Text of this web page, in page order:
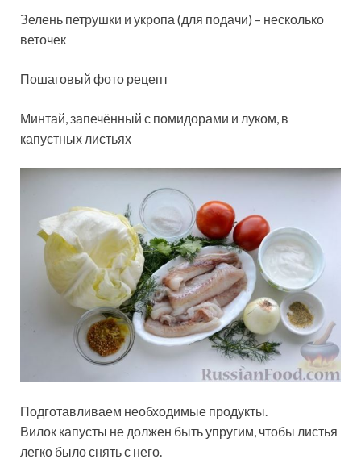
Зелень петрушки и укропа (для подачи) – несколько
веточек
Пошаговый фото рецепт
Минтай, запечённый с помидорами и луком, в
капустных листьях
Подготавливаем необходимые продукты.
Вилок капусты не должен быть упругим, чтобы листья
легко было снять с него.